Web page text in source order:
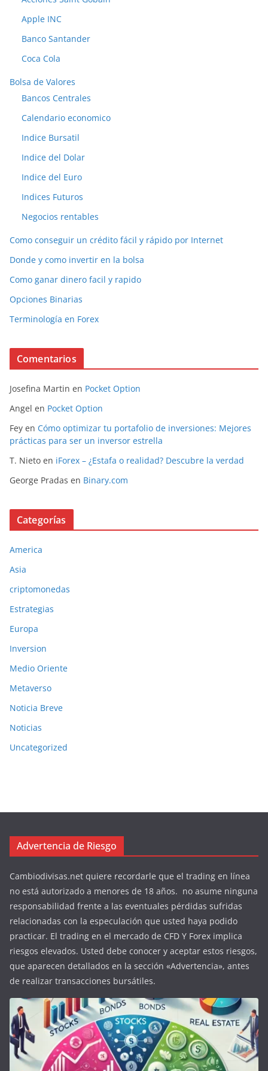
Apple INC
Banco Santander
Coca Cola
Bolsa de Valores
Bancos Centrales
Calendario economico
Indice Bursatil
Indice del Dolar
Indice del Euro
Indices Futuros
Negocios rentables
Como conseguir un crédito fácil y rápido por Internet
Donde y como invertir en la bolsa
Como ganar dinero facil y rapido
Opciones Binarias
Terminología en Forex
Comentarios
Josefina Martin en Pocket Option
Angel en Pocket Option
Fey en Cómo optimizar tu portafolio de inversiones: Mejores
prácticas para ser un inversor estrella
T. Nieto en iForex – ¿Estafa o realidad? Descubre la verdad
George Pradas en Binary.com
Categorías
America
Asia
criptomonedas
Estrategias
Europa
Inversion
Medio Oriente
Metaverso
Noticia Breve
Noticias
Uncategorized
Advertencia de Riesgo
Cambiodivisas.net quiere recordarle que el trading en línea
no está autorizado a menores de 18 años. no asume ninguna
responsabilidad frente a las eventuales pérdidas sufridas
relacionadas con la especulación que usted haya podido
practicar. El trading en el mercado de CFD Y Forex implica
riesgos elevados. Usted debe conocer y aceptar estos riesgos,
que aparecen detallados en la sección «Advertencia», antes
de realizar transacciones bursátiles.